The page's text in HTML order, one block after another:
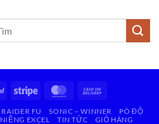
PayPal Stripe MasterCard
Delivery
RAIDER FU SONIC – WINNER
PÔ ĐỘ
NIỀNG EXCEL TIN TỨC
GIỎ HÀNG